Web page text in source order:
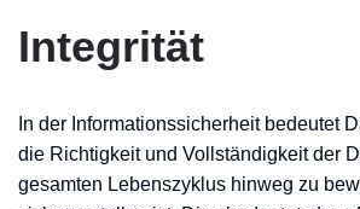
Integrität
In der Informationssicherheit bedeutet
die Richtigkeit und Vollständigkeit der
gesamten Lebenszyklus hinweg zu